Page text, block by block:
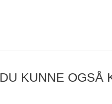
DU KUNNE OGSÅ